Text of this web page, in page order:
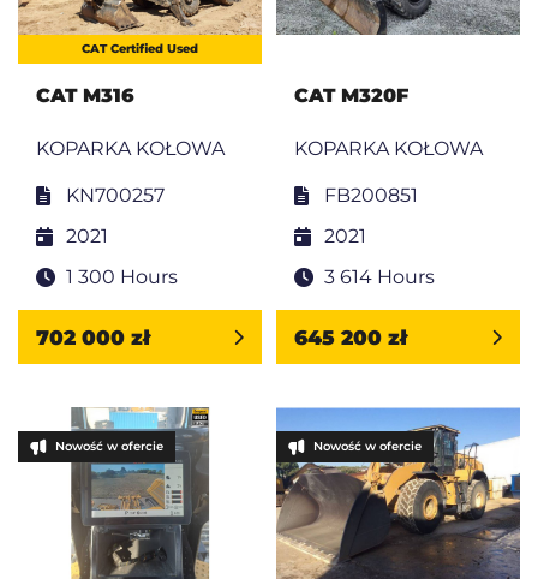
CAT Certified Used
CAT M316
KOPARKA KOŁOWA
KN700257
2021
1 300 Hours
702 000 zł
CAT M320F
KOPARKA KOŁOWA
FB200851
2021
3 614 Hours
645 200 zł
Nowość w ofercie Nowość w ofercie